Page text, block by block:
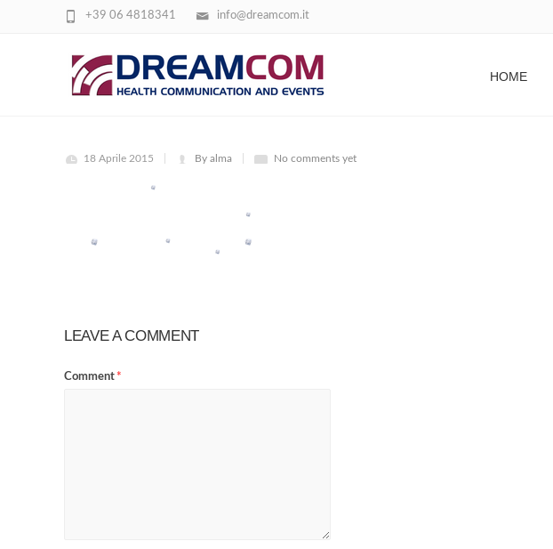
info@dreamcom.it
+39 06 4818341
HOME
04
18 Aprile 2015 By alma No comments yet
LEAVE A COMMENT
Comment*